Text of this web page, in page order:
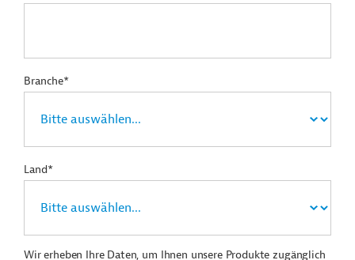
Branche*
Land*
Wir erheben Ihre Daten, um Ihnen unsere Produkte zugänglich